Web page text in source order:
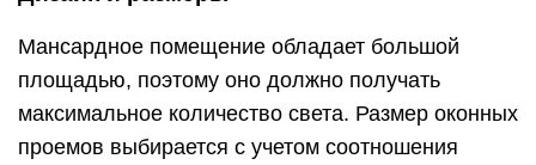
Мансардное помещение обладает большой
площадью, поэтому оно должно получать
максимальное количество света. Размер оконных
проемов выбирается с учетом соотношения